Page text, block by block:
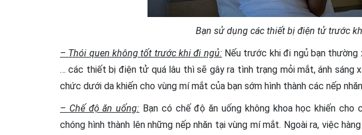
Bạn sử dụng các thiết bị điện tử trước
– Thói quen không tốt trước khi đi ngủ:Nếu trước khi đi ngủ bạn thường
… các thiết bị điện tử quá lâu thì sẽ gây ra tình trạng mỏi mắt, ánh sáng
chức dưới da khiến cho vùng mí mắt của bạn sớm hình thành các nếp
– Chế độ ăn uống: Bạn có chế độ ăn uống không khoa học khiến
chóng hình thành lên những nếp nhăn tại vùng mí mắt. Ngoài ra, việc